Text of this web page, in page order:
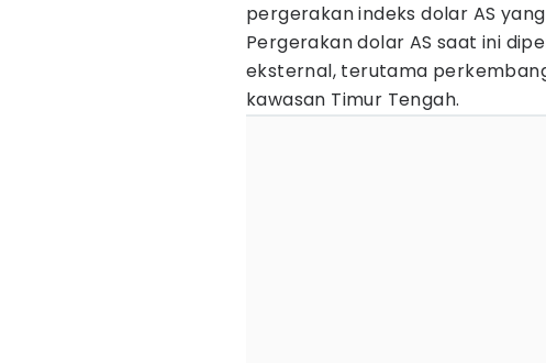
pergerakan indeks dolar AS
Pergerakan dolar AS saat ini
eksternal, terutama
kawasan Timur Tengah.